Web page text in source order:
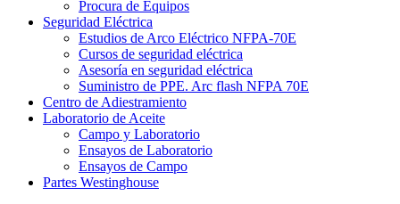
Procura de Equipos
Seguridad Eléctrica
Estudios de Arco Eléctrico NFPA-70E
Cursos de seguridad eléctrica
Asesoría en seguridad eléctrica
Suministro de PPE. Arc flash NFPA 70E
Centro de Adiestramiento
Laboratorio de Aceite
Campo y Laboratorio
Ensayos de Laboratorio
Ensayos de Campo
Partes Westinghouse